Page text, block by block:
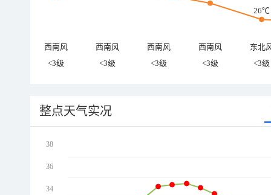
26℃
西南风 西南风 西南风 西南风
东北
<3级
<3级 <3级 <3级 <3级
整点天气实况
38
36
34